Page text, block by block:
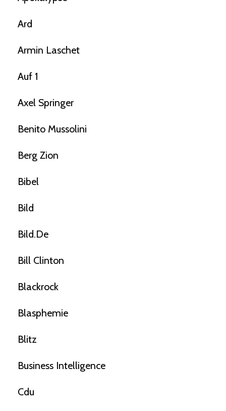
Ard
Armin Laschet
Auf 1
Axel Springer
Benito Mussolini
Berg Zion
Bibel
Bild
Bild.de
Bill Clinton
Blackrock
Blasphemie
Blitz
Business Intelligence
Cdu